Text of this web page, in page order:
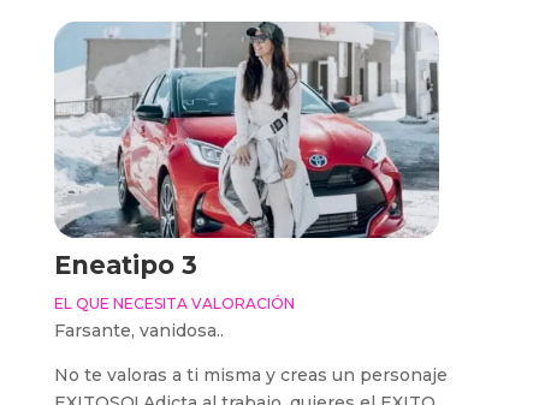
Eneatipo 3
EL QUE NECESITA VALORACIÓN
Farsante, vanidosa..
No te valoras a ti misma y creas un personaje